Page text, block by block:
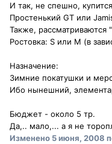
И так, не спешно,
Простенький GT или
Также, рассматриваются
Ростовка: S или М (в
Назначение:
Зимние покатушки и
Ибо нынешний,
Бюджет - около 5 тр.
Да,.. мало,... а я не
Изменено 5 июня, 2008